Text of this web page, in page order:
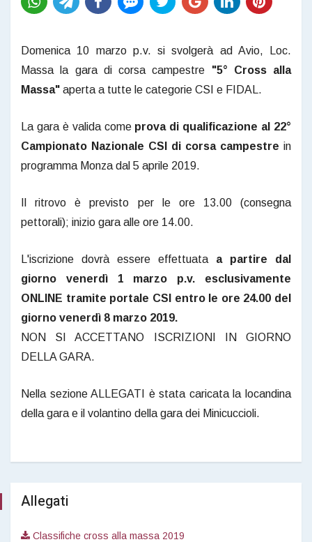
Domenica 10 marzo p.v. si svolgerà ad Avio, Loc.
Massa la gara di corsa campestre "5° Cross alla
Massa" aperta a tutte le categorie CSI e FIDAL.
La gara è valida come prova di qualificazione al 22°
Campionato Nazionale CSI di corsa campestre in
programma Monza dal 5 aprile 2019.
Il ritrovo è previsto per le ore 13.00 (consegna
pettorali); inizio gara alle ore 14.00.
L'iscrizione dovrà essere effettuata a partire dal
giorno venerdì 1 marzo p.v.
esclusivamente
ONLINE tramite portale CSI entro le ore 24.00 del
giorno venerdì 8 marzo 2019.
NON SI ACCETTANO ISCRIZIONI IN GIORNO
DELLA GARA.
Nella sezione ALLEGATI è stata caricata la locandina
della gara e il volantino della gara dei Minicuccioli.
Allegati
Classifiche cross alla massa 2019